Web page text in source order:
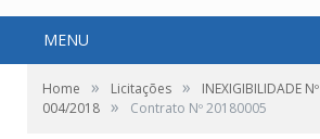
MENU
Home » Licitações »
INEXIGIBILIDADE Nº
004/2018 » Contrato Nº 20180005